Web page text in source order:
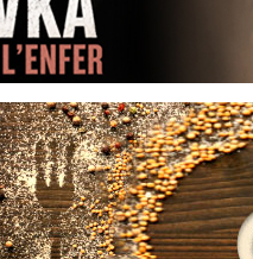
4 personnes
3 personnes
Odaya vient de
3
2 personnes
13 personnes
30